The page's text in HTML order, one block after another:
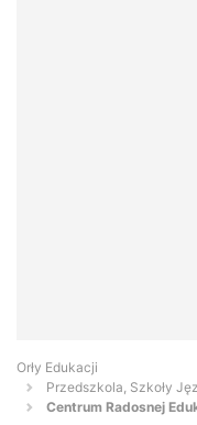
Orły Edukacji
Przedszkola, Szkoły
Centrum Radosnej